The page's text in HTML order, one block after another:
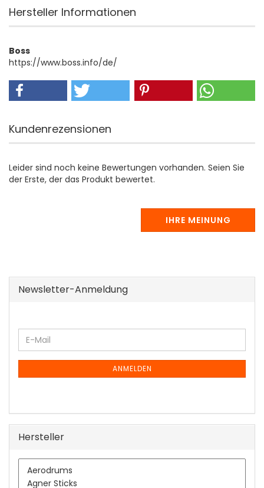
Hersteller Informationen
Boss
https://www.boss.info/de/
Kundenrezensionen
Leider sind noch keine Bewertungen vorhanden. Seien Sie
der Erste, der das Produkt bewertet.
IHRE MEINUNG
Newsletter-Anmeldung
WEITER
ZUR
NEWSLETTER-
E-
Mail
ANMELDEN
Hersteller